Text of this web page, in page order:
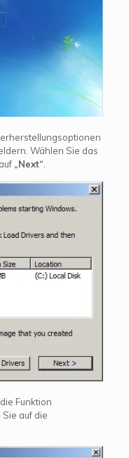
Wählen Sie das
„Next“.
Funktion
Sie auf die